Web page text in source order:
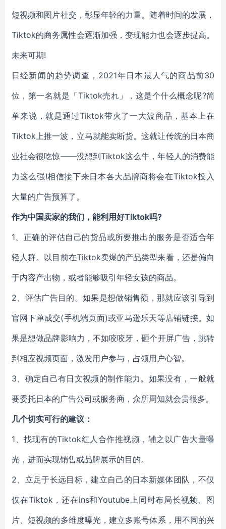
短视频和图片社交，彰显年轻的力量。随着时间的发展，
Tiktok的商务属性会逐渐加强，变现能力也会逐步提高。
未来可期!
日经新闻的趋势调查，2021年日本最人气的商品前30
位，第一名就是「Tiktok売れ」，这是个什么概念呢?简
单来说，就是通过Tiktok带火了一大波商品，基本上在
Tiktok上推一波，立马就能卖断货。这就让传统的日本商
业社会很吃惊——没想到Tiktok这么牛，年轻人的消费能
力这么强!相信接下来日本各大品牌商将会在Tiktok投入
大量的广告预算了。
作为中国卖家的我们，能利用好Tiktok吗?
1、正确的评估自己的货品或所要推出的服务是否适合年
轻人群。以目前在Tiktok卖爆的产品类型来看，还是偏向
于内容产出物，或者能够吸引年轻女孩的商品。
2、评估广告目的。如果是想做销售额，那就应该引导到
官网下单成交(手机端页面)或亚马逊乐天等店铺链接。如
果是想做品牌影响力，不如咬咬牙，砸个开屏广告，跳转
到相应视频页面，激发用户参与，占领用户心智。
3、确定自己有日文视频的制作能力。如果没有，一般就
要委托日本的广告公司或服务商，众所周知就会贵很多。
几个切实可行的建议：
1、找现有的Tiktok红人合作推视频，辅之以广告大量曝
光，进而实现销售或品牌展示的目的。
2、立足于长远目标，建立自己的日本新媒体团队，不仅
仅在Tiktok，还在ins和Youtube上同时布局长视频、图
片、短视频的多维度曝光，建立多账号体系，用不同的兴